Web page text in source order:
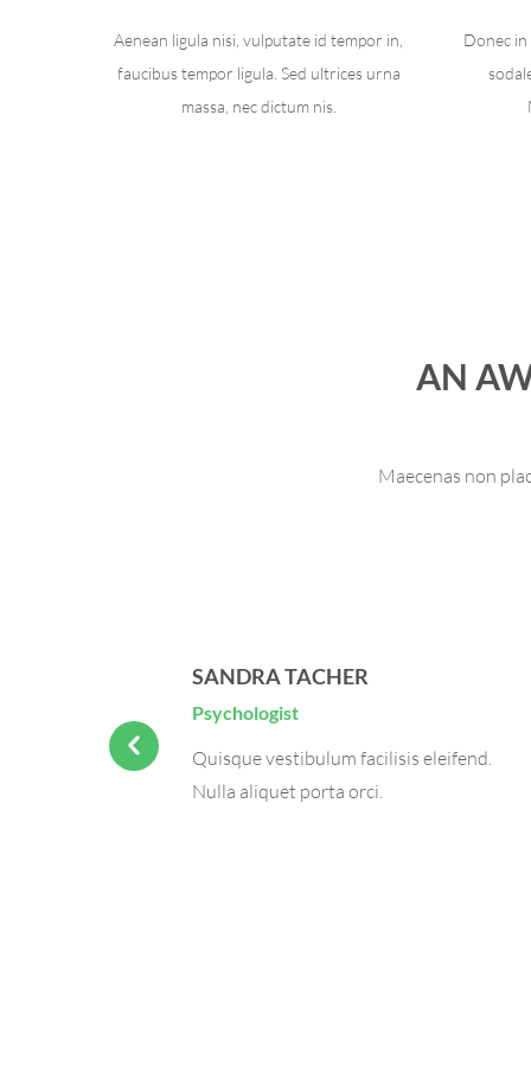
Aenean ligula nisi, vulputate id tempor in,
faucibus tempor ligula. Sed ultrices urna
massa, nec dictum nis.
Donec
AN
Maecenas non
SANDRA TACHER
Psychologist
Quisque vestibulum facilisis eleifend.
Nulla aliquet porta orci.